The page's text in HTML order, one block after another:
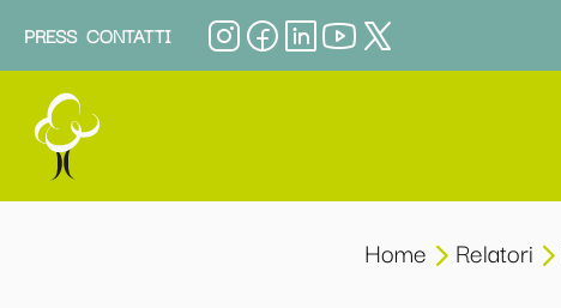
PRESS CONTATTI
Home Relatori